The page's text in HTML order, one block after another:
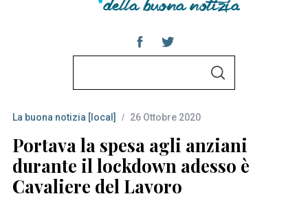
r
c
h
f
o
S
La buona notizia [local] 26 Ottobre 2020
Portava la spesa agli anziani
durante il lockdown adesso è
Cavaliere del Lavoro